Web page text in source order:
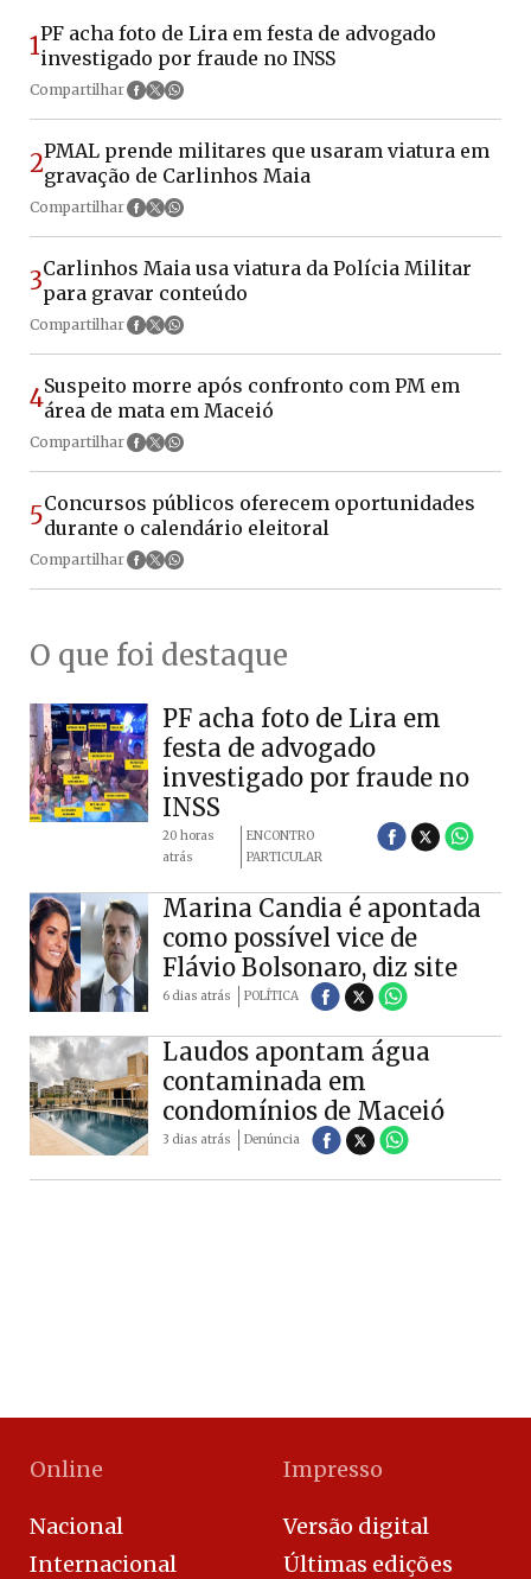
1PF acha foto de Lira em festa de advogado
investigado por fraude no INSS
Compartilhar
2PMAL prende militares que usaram viatura em
gravação de Carlinhos Maia
Compartilhar
3Carlinhos Maia usa viatura da Polícia Militar
para gravar conteúdo
Compartilhar
4Suspeito morre após confronto com PM em
área de mata em Maceió
Compartilhar
5Concursos públicos oferecem oportunidades
durante o calendário eleitoral
Compartilhar
O que foi destaque
PF acha foto de Lira em
festa de advogado
investigado por fraude no
INSS
20 horas
atrás
ENCONTRO
PARTICULAR
Marina Candia é apontada
como possível vice de
Flávio Bolsonaro, diz site
6 dias atrás POLÍTICA
Laudos apontam água
contaminada em
condomínios de Maceió
3 dias atrás Denúncia
Online
Nacional
Internacional
Impresso
Versão digital
Últimas edições